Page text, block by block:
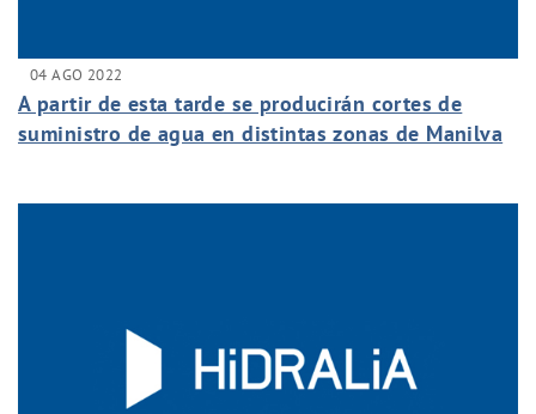
04 AGO 2022
A partir de esta tarde se producirán cortes de
suministro de agua en distintas zonas de Manilva